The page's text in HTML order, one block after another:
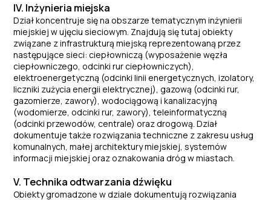
IV. Inżynieria miejska
Dział koncentruje się na obszarze tematycznym inżynierii
miejskiej w ujęciu sieciowym. Znajdują się tutaj obiekty
związane z infrastrukturą miejską reprezentowaną przez
następujące sieci: ciepłowniczą (wyposażenie węzła
ciepłowniczego, odcinki rur ciepłowniczych),
elektroenergetyczną (odcinki linii energetycznych, izolatory,
liczniki zużycia energii elektrycznej), gazową (odcinki rur,
gazomierze, zawory), wodociągową i kanalizacyjną
(wodomierze, odcinki rur, zawory), teleinformatyczną
(odcinki przewodów, centrale) oraz drogową. Dział
dokumentuje także rozwiązania techniczne z zakresu usług
komunalnych, małej architektury miejskiej, systemów
informacji miejskiej oraz oznakowania dróg w miastach.
V. Technika odtwarzania dźwięku
Obiekty gromadzone w dziale dokumentują rozwiązania